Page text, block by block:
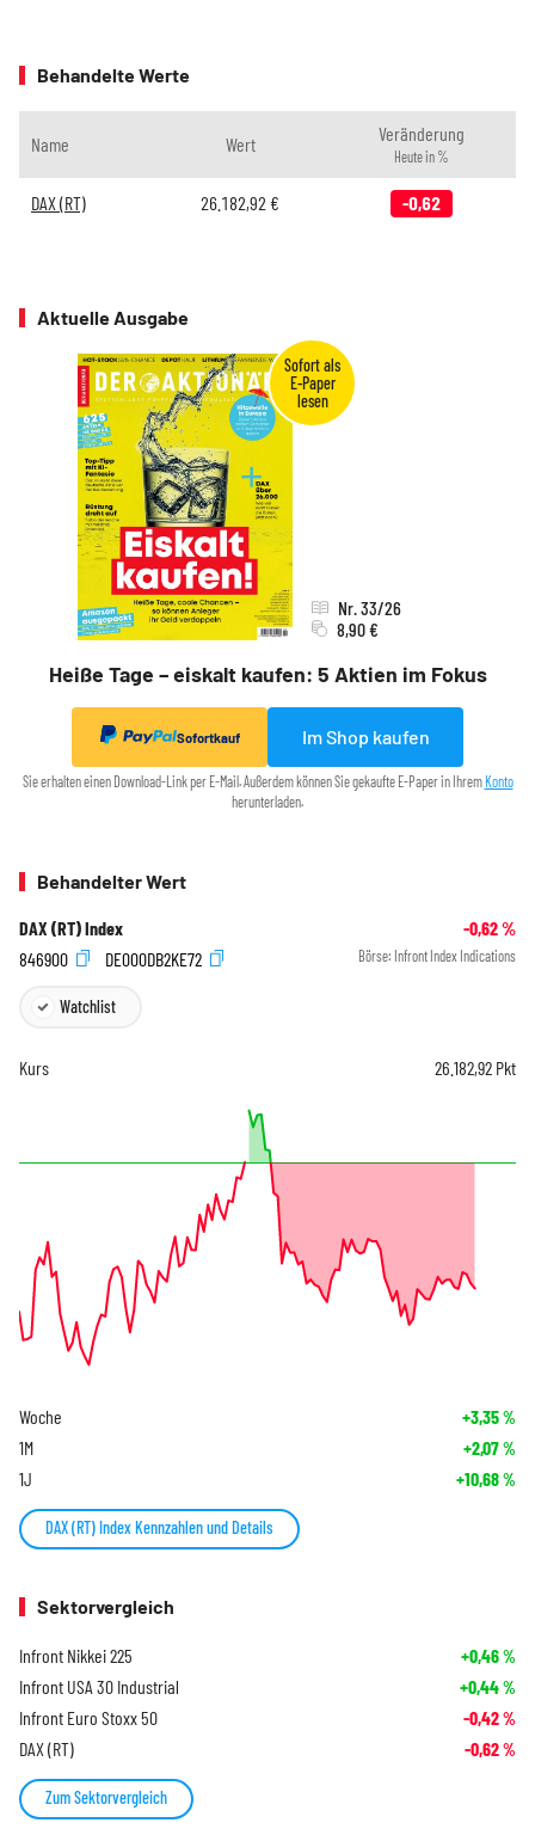
Behandelte Werte
Name Wert Veränderung
Heute in %
DAX (RT) 26.182,92 € -0,62
Aktuelle Ausgabe
Heiße Tage – eiskalt kaufen: 5 Aktien im Fokus
Nr. 33/26
8,90 €
Sofortkauf Im Shop kaufen
Sie erhalten einen Download-Link per E-Mail. Außerdem können Sie gekaufte E-Paper in Ihrem Konto
herunterladen.
Behandelter Wert
DAX (RT) Index -0,62%
846900
DE000DB2KE72 Börse: Infront Index Indications
Watchlist
Kurs 26.182,92 Pkt
Woche +3,35%
1M +2,07%
1J +10,68%
DAX (RT) Index Kennzahlen und Details
Sektorvergleich
Infront Nikkei 225 +0,46%
Infront USA 30 Industrial +0,44%
Infront Euro Stoxx 50 -0,42%
DAX (RT) -0,62%
Zum Sektorvergleich